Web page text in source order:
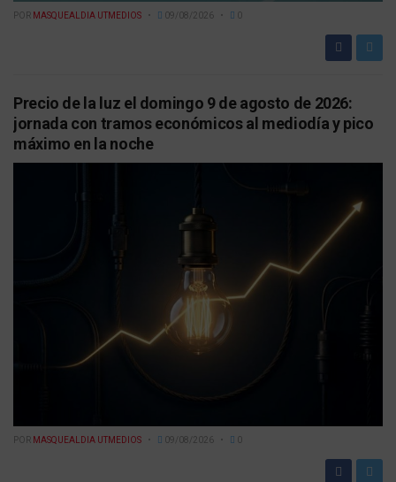
POR MASQUEALDIA UTMEDIOS 09/08/2026 0
Precio de la luz el domingo 9 de agosto de 2026:
jornada con tramos económicos al mediodía y pico
máximo en la noche
POR MASQUEALDIA UTMEDIOS 09/08/2026 0